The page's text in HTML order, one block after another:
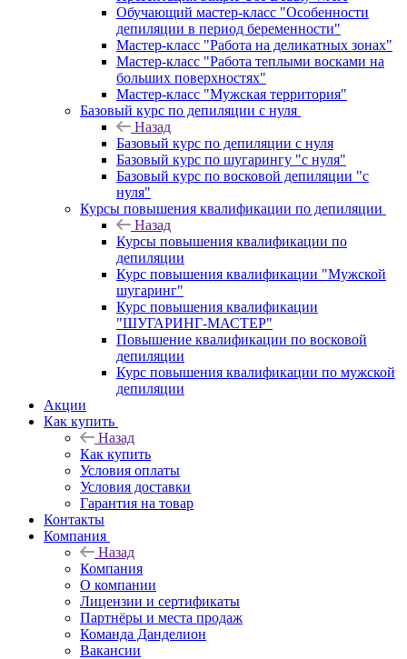
Обучающий мастер-класс "Особенности
депиляции в период беременности"
Мастер-класс "Работа на деликатных зонах"
Мастер-класс "Работа теплыми восками на
больших поверхностях"
Мастер-класс "Мужская территория"
Базовый курс по депиляции с нуля
Назад
Базовый курс по депиляции с нуля
Базовый курс по шугарингу "с нуля"
Базовый курс по восковой депиляции "с
нуля"
Курсы повышения квалификации по депиляции
Назад
Курсы повышения квалификации по
депиляции
Курс повышения квалификации "Мужской
шугаринг"
Курс повышения квалификации
"ШУГАРИНГ-МАСТЕР"
Повышение квалификации по восковой
депиляции
Курс повышения квалификации по мужской
депиляции
Акции
Как купить
Назад
Как купить
Условия оплаты
Условия доставки
Гарантия на товар
Контакты
Компания
Назад
Компания
О компании
Лицензии и сертификаты
Партнёры и места продаж
Команда Данделион
Вакансии